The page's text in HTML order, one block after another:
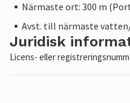
Närmaste ort: 300 m
Avst. till närmaste
Juridisk
Licens- eller